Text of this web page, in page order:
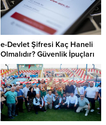
e-Devlet Şifresi Kaç Haneli
Olmalıdır? Güvenlik İpuçları